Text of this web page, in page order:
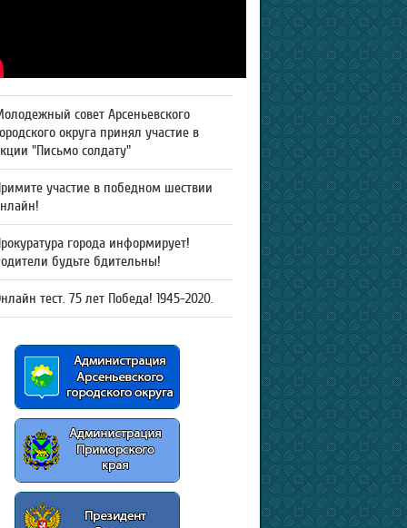
совет Арсеньевского
округа принял участие в
"Письмо солдату"
участие в победном шествии
города информирует!
будьте бдительны!
тест. 75 лет Победа! 1945-2020.